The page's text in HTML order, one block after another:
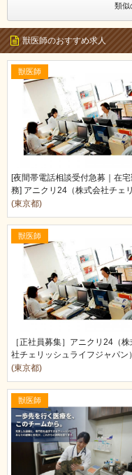
類似
獣医師のおすすめ求人
獣医師
[夜間帯電話相談受付急募｜在
務] アニクリ24（株式会社チェ
シュライ…
(東京都)
獣医師
［正社員募集］アニクリ24（
社チェリッシュライフジャパン）
(東京都)
獣医師